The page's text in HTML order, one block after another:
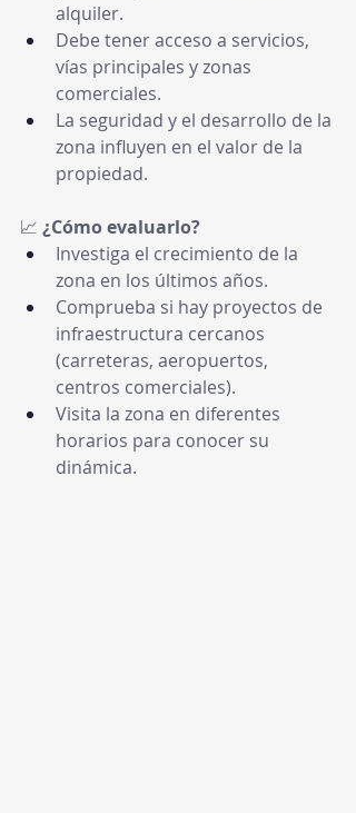
alquiler.
Debe tener acceso a servicios,
vías principales y zonas
comerciales.
La seguridad y el desarrollo de la
zona influyen en el valor de la
propiedad.
📈 ¿Cómo evaluarlo?
Investiga el crecimiento de la
zona en los últimos años.
Comprueba si hay proyectos de
infraestructura cercanos
(carreteras, aeropuertos,
centros comerciales).
Visita la zona en diferentes
horarios para conocer su
dinámica.